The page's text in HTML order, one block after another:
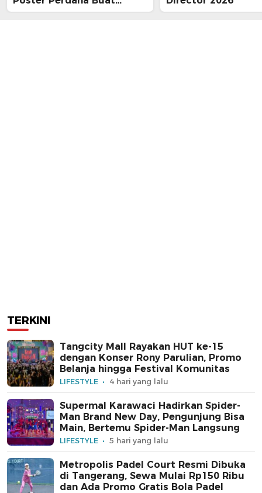
Kesan Spiritual Religi
TERKINI
Tangcity Mall Rayakan HUT ke-15
dengan Konser Rony Parulian, Promo
Belanja hingga Festival Komunitas
LIFESTYLE 4 hari yang lalu
Supermal Karawaci Hadirkan Spider-
Man Brand New Day, Pengunjung Bisa
Main, Bertemu Spider-Man Langsung
LIFESTYLE 5 hari yang lalu
Metropolis Padel Court Resmi Dibuka
di Tangerang, Sewa Mulai Rp150 Ribu
dan Ada Promo Gratis Bola Padel